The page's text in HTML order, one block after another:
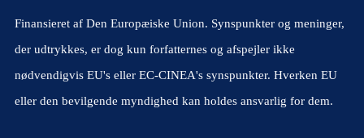
Finansieret af Den Europæiske Union. Synspunkter og meninger,
der udtrykkes, er dog kun forfatternes og afspejler ikke
nødvendigvis EU's eller EC-CINEA's synspunkter. Hverken EU
eller den bevilgende myndighed kan holdes ansvarlig for dem.